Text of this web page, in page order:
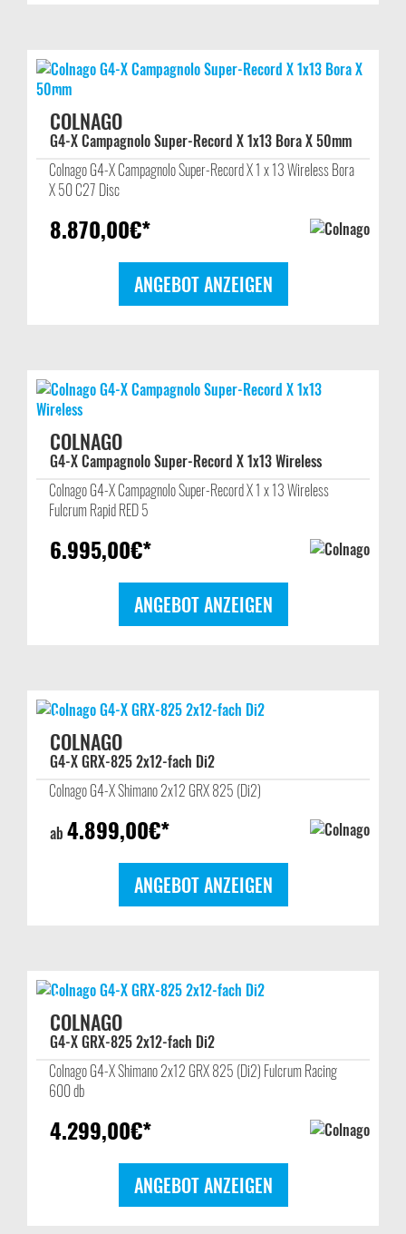
COLNAGO
G4-X Campagnolo Super-Record X 1x13 Bora X 50mm
Colnago G4-X Campagnolo Super-Record X 1 x 13 Wireless Bora
X 50 C27 Disc
8.870,00€*
ANGEBOT ANZEIGEN
COLNAGO
G4-X Campagnolo Super-Record X 1x13 Wireless
Colnago G4-X Campagnolo Super-Record X 1 x 13 Wireless
Fulcrum Rapid RED 5
6.995,00€*
ANGEBOT ANZEIGEN
COLNAGO
G4-X GRX-825 2x12-fach Di2
Colnago G4-X Shimano 2x12 GRX 825 (Di2)
ab 4.899,00€*
ANGEBOT ANZEIGEN
COLNAGO
G4-X GRX-825 2x12-fach Di2
Colnago G4-X Shimano 2x12 GRX 825 (Di2) Fulcrum Racing
600 db
4.299,00€*
ANGEBOT ANZEIGEN